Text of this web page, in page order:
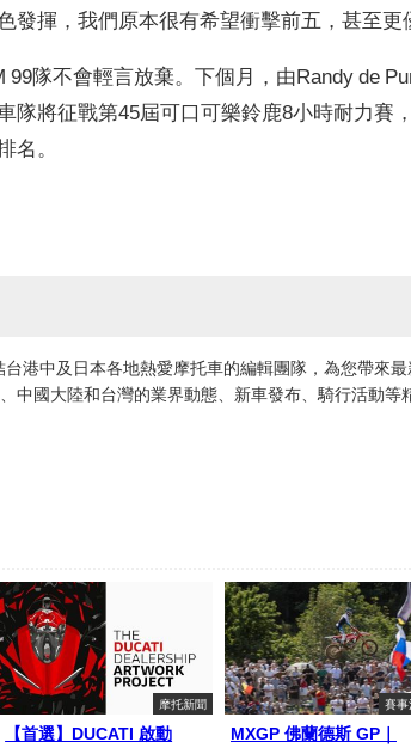
發揮，我們原本很有希望衝擊前五，甚至更
隊不會輕言放棄。下個月，由Randy de
隊將征戰第45屆可口可樂鈴鹿8小時耐力賽
名。
台港中及日本各地熱愛摩托車的編輯團隊，為您帶來
中國大陸和台灣的業界動態、新車發布、騎行活動
摩托新聞
【首選】DUCATI 啟動
賽事
MXGP 佛蘭德斯 GP｜